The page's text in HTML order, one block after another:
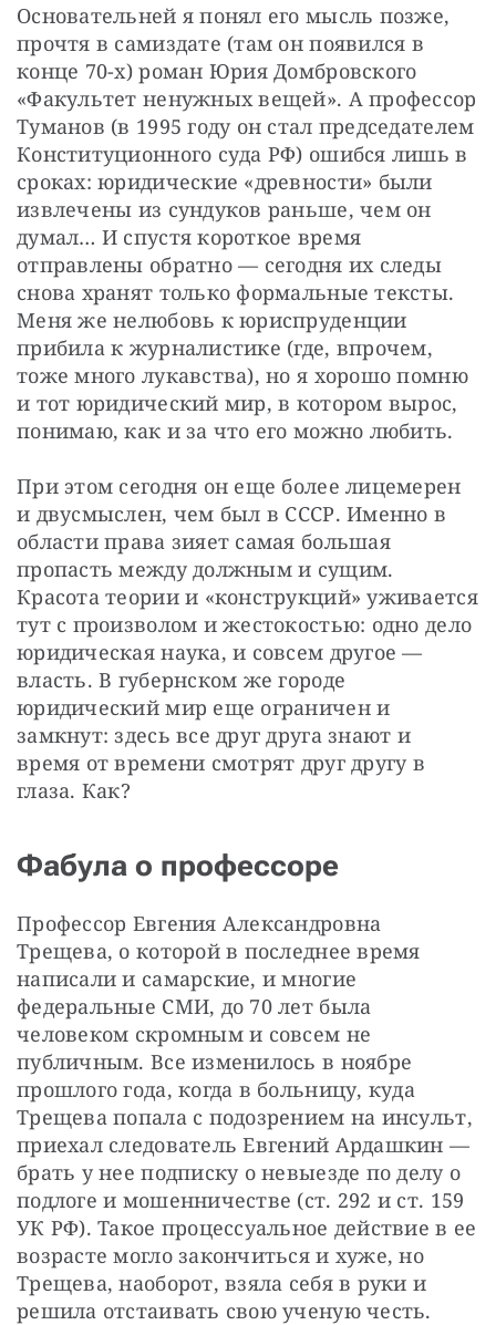
Основательней я понял его мысль позже,
прочтя в самиздате (там он появился в
конце 70-х) роман Юрия Домбровского
«Факультет ненужных вещей». А профессор
Туманов (в 1995 году он стал председателем
Конституционного суда РФ) ошибся лишь в
сроках: юридические «древности» были
извлечены из сундуков раньше, чем он
думал… И спустя короткое время
отправлены обратно — сегодня их следы
снова хранят только формальные тексты.
Меня же нелюбовь к юриспруденции
прибила к журналистике (где, впрочем,
тоже много лукавства), но я хорошо помню
и тот юридический мир, в котором вырос,
понимаю, как и за что его можно любить.
При этом сегодня он еще более лицемерен
и двусмыслен, чем был в СССР. Именно в
области права зияет самая большая
пропасть между должным и сущим.
Красота теории и «конструкций» уживается
тут с произволом и жестокостью: одно дело
юридическая наука, и совсем другое —
власть. В губернском же городе
юридический мир еще ограничен и
замкнут: здесь все друг друга знают и
время от времени смотрят друг другу в
глаза. Как?
Фабула о профессоре
Профессор Евгения Александровна
Трещева, о которой в последнее время
написали и самарские, и многие
федеральные СМИ, до 70 лет была
человеком скромным и совсем не
публичным. Все изменилось в ноябре
прошлого года, когда в больницу, куда
Трещева попала с подозрением на инсульт,
приехал следователь Евгений Ардашкин —
брать у нее подписку о невыезде по делу о
подлоге и мошенничестве (ст. 292 и ст. 159
УК РФ). Такое процессуальное действие в ее
возрасте могло закончиться и хуже, но
Трещева, наоборот, взяла себя в руки и
решила отстаивать свою ученую честь.